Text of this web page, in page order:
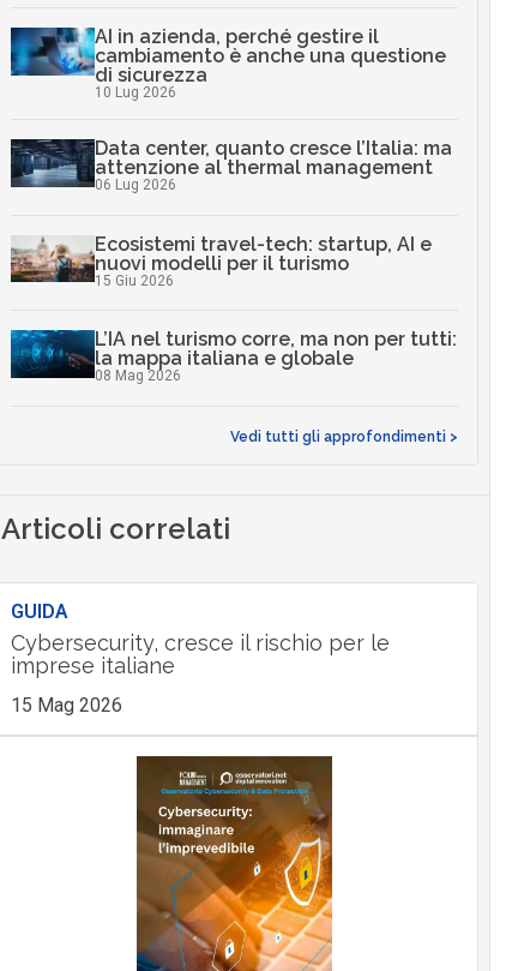
AI in azienda, perché gestire il
cambiamento è anche una questione
di sicurezza
10 Lug 2026
Data center, quanto cresce l’Italia: ma
attenzione al thermal management
06 Lug 2026
Ecosistemi travel-tech: startup, AI e
nuovi modelli per il turismo
15 Giu 2026
L’IA nel turismo corre, ma non per tutti:
la mappa italiana e globale
08 Mag 2026
Vedi tutti gli approfondimenti >
Articoli correlati
GUIDA
Cybersecurity, cresce il rischio per le
imprese italiane
15 Mag 2026